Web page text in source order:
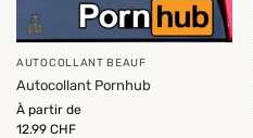
AUTOCOLLANT BEAUF
Autocollant Pornhub
À partir de
12.99 CHF